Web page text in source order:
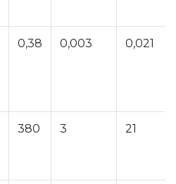
0,38 0,003 0,021
380 3 21